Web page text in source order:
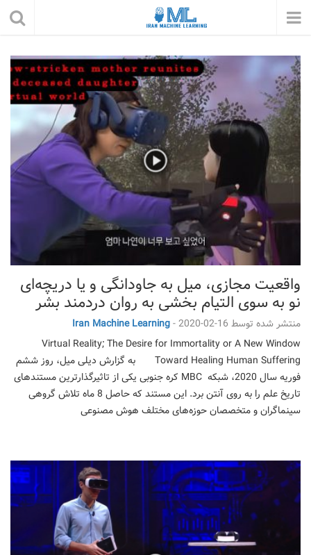
واقعیت مجازی، میل به جاودانگی و یا دریچه‌ای
نو به سوی التیام بخشی به روان دردمند بشر
منتشر شده توسط Iran Machine Learning-2020-02-16
Virtual Reality; The Desire for Immortality or A New Window
Toward Healing Human Suffering به گزارش دیلی میل، روز ششم
فوریه سال 2020، شبکه MBC کره جنوبی یکی از تاثیرگذارترین مستندهای
تاریخ علم را به روی آنتن برد. این مستند که حاصل 8 ماه تلاش گروهی
سینماگران و متخصصان حوزه‌های مختلف هوش مصنوعی